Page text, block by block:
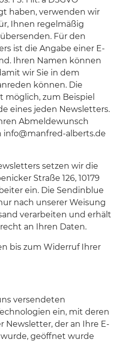
haben, verwenden wir
Ihnen regelmäßig
Für den
ist die Angabe einer E-
Ihren Namen können
wir Sie in dem
können. Die
zum Beispiel
eines jeden Newsletters.
Abmeldewunsch
info@manfred-alberts.de
setzen wir die
Straße 126, 10179
ein. Die Sendinblue
nach unserer Weisung
verarbeiten und erhält
an Ihren Daten.
bis zum Widerruf Ihrer
versendeten
ein, mit deren
Newsletter, der an Ihre E-
geöffnet wurde